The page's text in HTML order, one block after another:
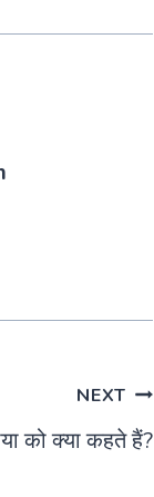
NEXT
को क्या कहते हैं?